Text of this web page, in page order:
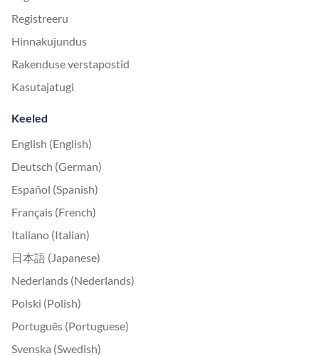
Registreeru
Hinnakujundus
Rakenduse verstapostid
Kasutajatugi
Keeled
English (English)
Deutsch (German)
Español (Spanish)
Français (French)
Italiano (Italian)
日本語 (Japanese)
Nederlands (Nederlands)
Polski (Polish)
Português (Portuguese)
Svenska (Swedish)